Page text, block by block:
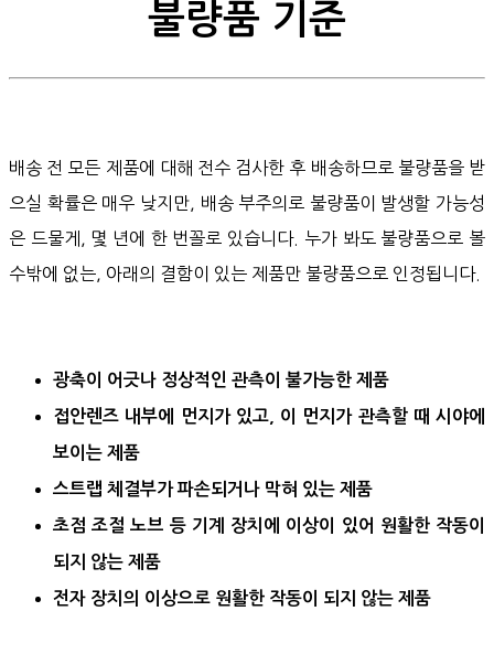
불량품 기준
배송 전 모든 제품에 대해 전수 검사한 후 배송하므로 불량품을 받
으실 확률은 매우 낮지만, 배송 부주의로 불량품이 발생할 가능성
은 드물게, 몇 년에 한 번꼴로 있습니다. 누가 봐도 불량품으로 볼
수밖에 없는, 아래의 결함이 있는 제품만 불량품으로 인정됩니다.
광축이 어긋나 정상적인 관측이 불가능한 제품
접안렌즈 내부에 먼지가 있고, 이 먼지가 관측할 때 시야에
보이는 제품
스트랩 체결부가 파손되거나 막혀 있는 제품
초점 조절 노브 등 기계 장치에 이상이 있어 원활한 작동이
되지 않는 제품
전자 장치의 이상으로 원활한 작동이 되지 않는 제품